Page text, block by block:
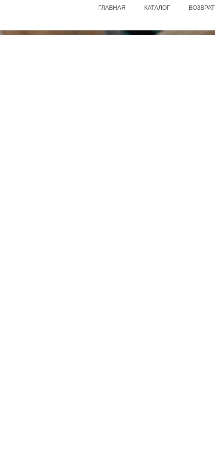
ГЛАВНАЯ КАТАЛОГ ВОЗВРАТ